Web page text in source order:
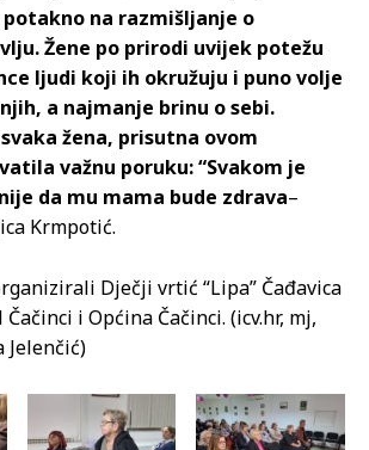
potakno na razmišljanje o
Žene po prirodi uvijek potežu
ljudi koji ih okružuju i puno volje
a najmanje brinu o sebi.
žena, prisutna ovom
važnu poruku: “Svakom je
da mu mama bude zdrava–
Krmpotić.
Dječji vrtić “Lipa” Čađavica
i Općina Čačinci. (icv.hr, mj,
Jelenčić)